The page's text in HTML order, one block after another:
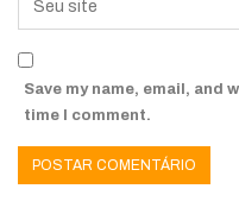
Save my name, email, and
time I comment.